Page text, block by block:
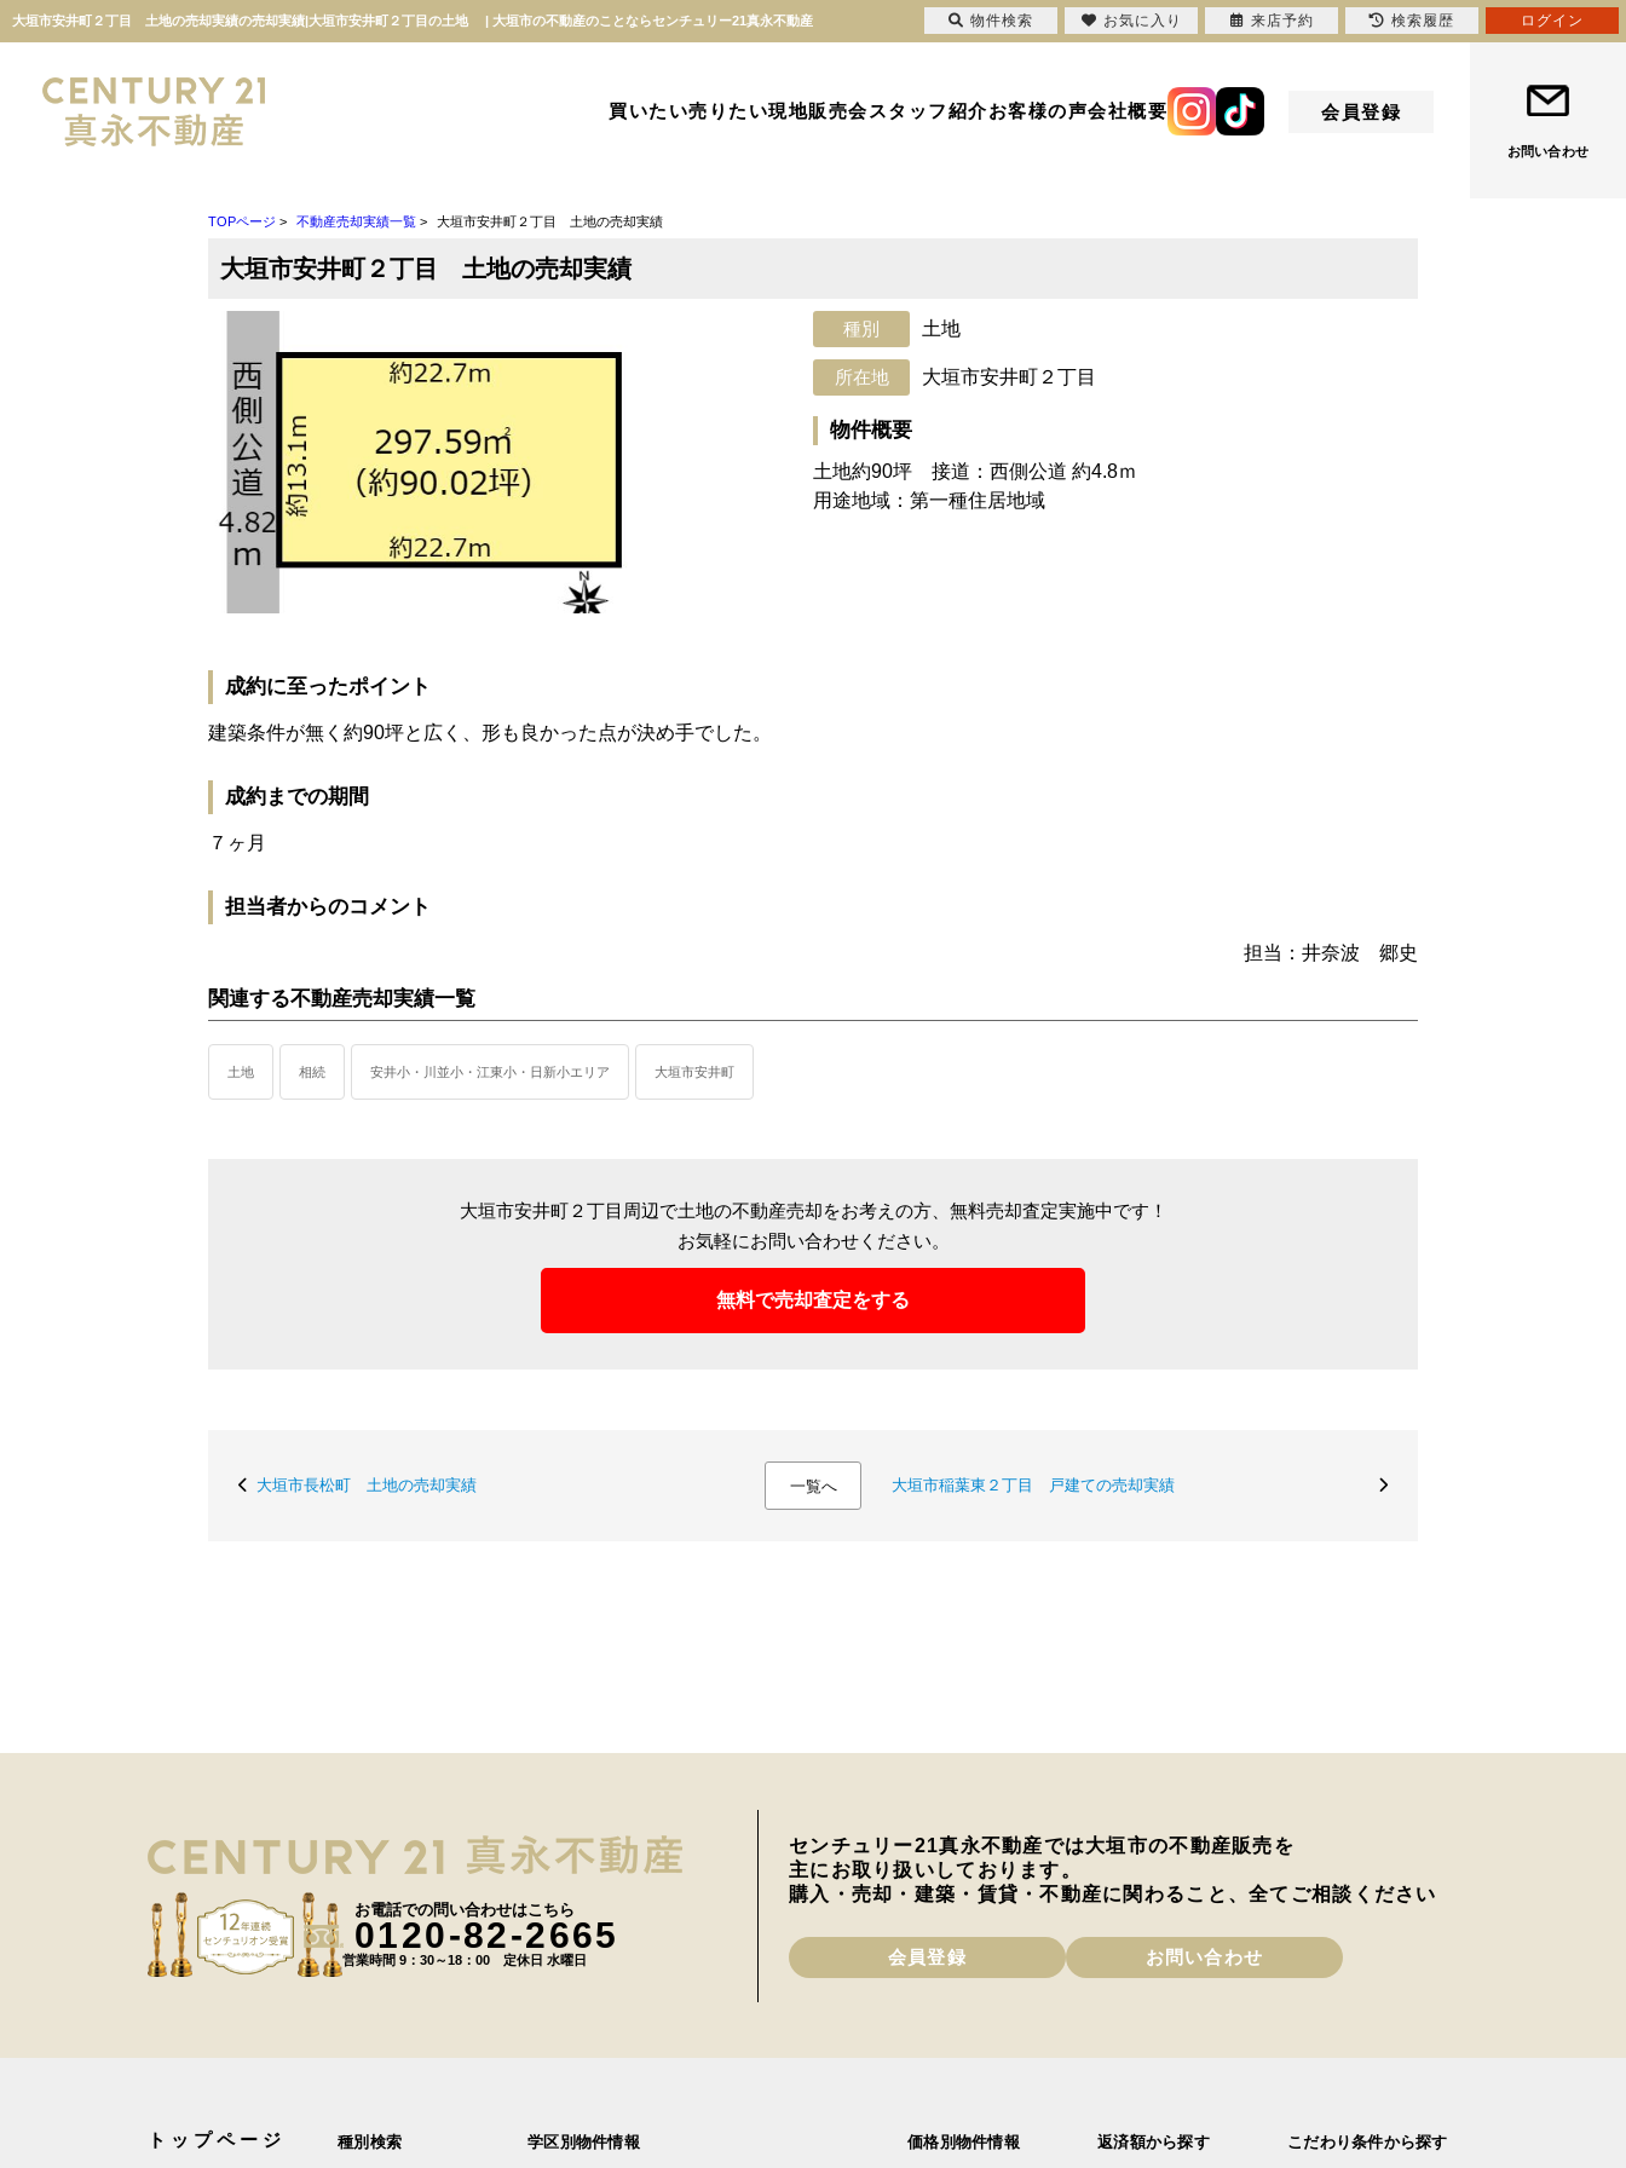
大垣市安井町２丁目 土地の売却実績の売却実績|大垣市安井町２丁目の土地 | 大垣市の不動産のことならセンチュリー21真永不動産
買いたい売りたい現地販売会スタッフ紹介お客様の声会社概要 会員登録
お問い合わせ
TOPページ > 不動産売却実績一覧 > 大垣市安井町２丁目 土地の売却実績
大垣市安井町２丁目 土地の売却実績
土地
大垣市安井町２丁目
物件概要
土地約90坪 接道：西側公道 約4.8ｍ
用途地域：第一種住居地域
成約に至ったポイント
建築条件が無く約90坪と広く、形も良かった点が決め手でした。
成約までの期間
７ヶ月
担当者からのコメント
担当：井奈波 郷史
関連する不動産売却実績一覧
土地 相続 安井小・川並小・江東小・日新小エリア 大垣市安井町
大垣市安井町２丁目周辺で土地の不動産売却をお考えの方、 無料売却査定実施中です！
お気軽にお問い合わせください。
無料で売却査定をする
大垣市長松町 土地の売却実績 一覧へ 大垣市稲葉東２丁目 戸建ての売却実績
お電話での問い合わせはこちら
0120-82-2665
営業時間 9：30～18：00 定休日 水曜日
センチュリー21真永不動産では大垣市の不動産販売を
主にお取り扱いしております。
購入・売却・建築・賃貸・不動産に関わること、全てご相談ください
会員登録 お問い合わせ
トップページ 種別検索 学区別物件情報 価格別物件情報 返済額から探す こだわり条件から探す
物件検索 お気に入り 来店予約 検索履歴 ログイン